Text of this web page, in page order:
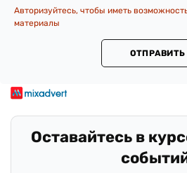
Авторизуйтесь, чтобы иметь
материалы
ОТПРАВИТЬ
Оставайтесь в